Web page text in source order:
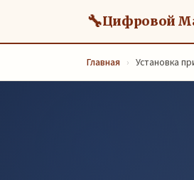
🔧Цифровой
Главная › Установка